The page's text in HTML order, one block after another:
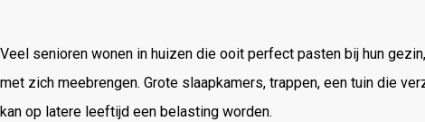
Veel senioren wonen in huizen die ooit perfect pasten bij hun
met zich meebrengen. Grote slaapkamers, trappen, een tuin die
kan op latere leeftijd een belasting worden.